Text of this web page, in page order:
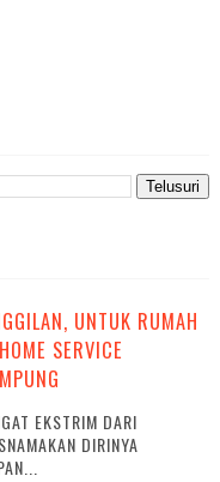
UNTUK RUMAH
SERVICE
EKSTRIM DARI
DIRINYA